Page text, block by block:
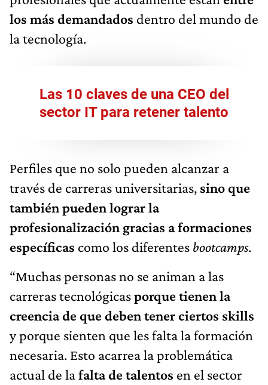
los más demandados dentro del mundo de
la tecnología.
Las 10 claves de una CEO del
sector IT para retener talento
Perfiles que no solo pueden alcanzar a
través de carreras universitarias, sino que
también pueden lograr la
profesionalización gracias a formaciones
específicas como los diferentes bootcamps.
“Muchas personas no se animan a las
carreras tecnológicasporque tienen la
creencia de que deben tener ciertos skills
y porque sienten que les falta la formación
necesaria. Esto acarrea la problemática
actual de lafalta de talentos en el sector